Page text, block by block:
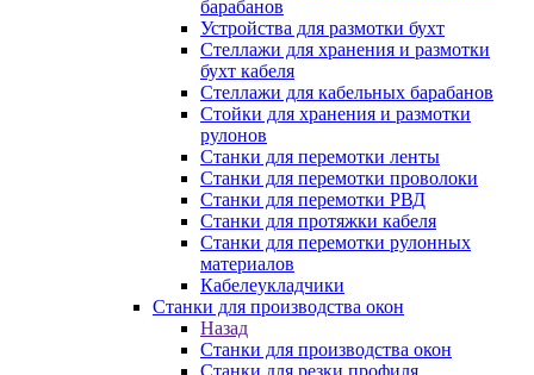
барабанов
Устройства для размотки бухт
Стеллажи для хранения и размотки
бухт кабеля
Стеллажи для кабельных барабанов
Стойки для хранения и размотки
рулонов
Станки для перемотки ленты
Станки для перемотки проволоки
Станки для перемотки РВД
Станки для протяжки кабеля
Станки для перемотки рулонных
материалов
Кабелеукладчики
Станки для производства окон
Назад
Станки для производства окон
Станки для резки профиля